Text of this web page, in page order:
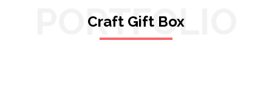
PORTFOLIO
Craft Gift Box